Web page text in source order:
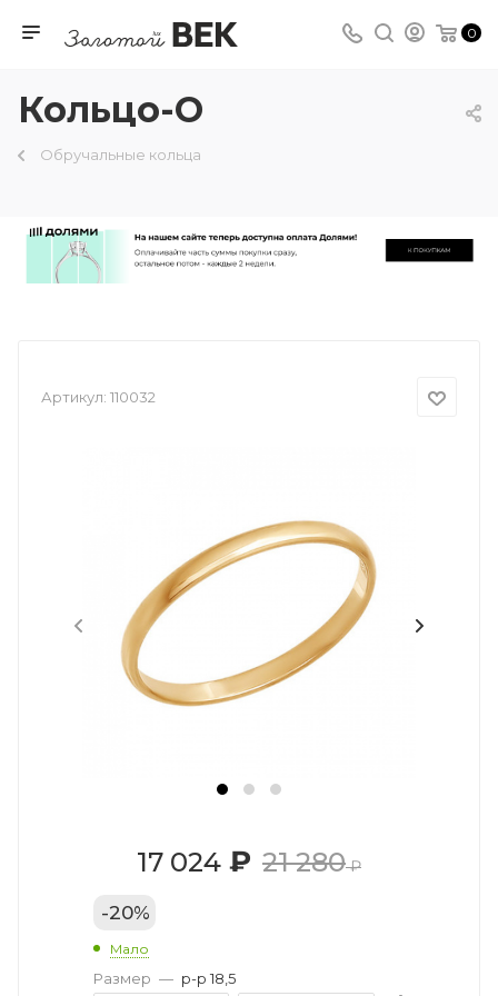
0
Кольцо-О
Обручальные кольца
Артикул: 110032
17 024 ₽ 21 280₽
-20%
Мало
Размер — р-р 18,5